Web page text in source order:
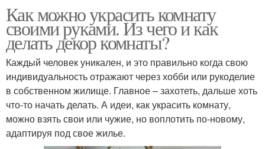
Как можно украсить комнату
своими руками. Из чего и как
делать декор комнаты?
Каждый человек уникален, и это правильно когда свою
индивидуальность отражают через хобби или рукоделие
в собственном жилище. Главное – захотеть, дальше хоть
что-то начать делать. А идеи, как украсить комнату,
можно взять свои или чужие, но воплотить по-новому,
адаптируя под свое жилье.